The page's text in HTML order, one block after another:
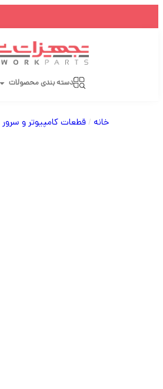
دسته بندی محصولات
خانه /قطعات کامپیوتر و سرور